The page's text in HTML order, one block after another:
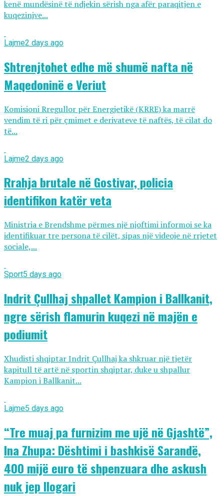
kenë mundësinë të ndjekin sërish nga afër paraqitjen e
kuqezinjve...
Lajme2 days ago
Shtrenjtohet edhe më shumë nafta në
Maqedoninë e Veriut
Komisioni Rregullor për Energjetikë (KRRE) ka marrë
vendim të ri për çmimet e derivateve të naftës, të cilat do
të...
Lajme2 days ago
Rrahja brutale në Gostivar, policia
identifikon katër veta
Ministria e Brendshme përmes një njoftimi informoi se ka
identifikuar tre persona të cilët, sipas një videoje në rrjetet
sociale,...
Sport5 days ago
Indrit Çullhaj shpallet Kampion i Ballkanit,
ngre sërish flamurin kuqezi në majën e
podiumit
Xhudisti shqiptar Indrit Çullhaj ka shkruar një tjetër
kapitull të artë në sportin shqiptar, duke u shpallur
Kampion i Ballkanit...
Lajme5 days ago
“Tre muaj pa furnizim me ujë në Gjashtë”,
Ina Zhupa: Dështimi i bashkisë Sarandë,
400 mijë euro të shpenzuara dhe askush
nuk jep llogari